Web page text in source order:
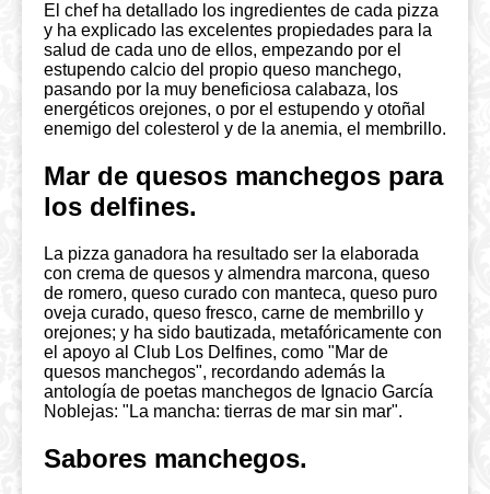
El chef ha detallado los ingredientes de cada pizza
y ha explicado las excelentes propiedades para la
salud de cada uno de ellos, empezando por el
estupendo calcio del propio queso manchego,
pasando por la muy beneficiosa calabaza, los
energéticos orejones, o por el estupendo y otoñal
enemigo del colesterol y de la anemia, el membrillo.
Mar de quesos manchegos para
los delfines.
La pizza ganadora ha resultado ser la elaborada
con crema de quesos y almendra marcona, queso
de romero, queso curado con manteca, queso puro
oveja curado, queso fresco, carne de membrillo y
orejones; y ha sido bautizada, metafóricamente con
el apoyo al Club Los Delfines, como "Mar de
quesos manchegos", recordando además la
antología de poetas manchegos de Ignacio García
Noblejas: "La mancha: tierras de mar sin mar".
Sabores manchegos.